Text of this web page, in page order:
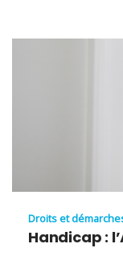
Droits et
Handicap :